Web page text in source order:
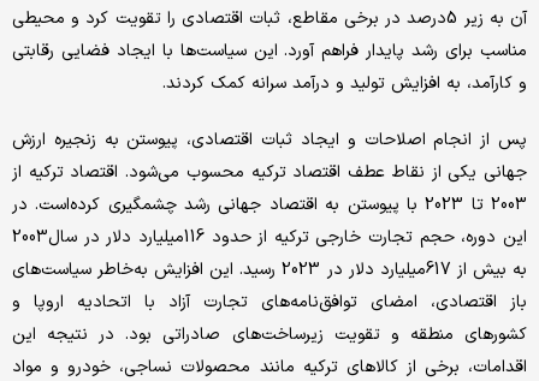
آن به زیر 5‌درصد در برخی مقاطع، ثبات اقتصادی را تقویت کرد و محیطی
مناسب برای رشد پایدار فراهم آورد. این سیاست‌ها با ایجاد فضایی رقابتی
و کارآمد، به افزایش تولید و درآمد سرانه کمک کردند.
پس از انجام اصلاحات و ایجاد ثبات اقتصادی، پیوستن به زنجیره ارزش
جهانی یکی از نقاط عطف اقتصاد ترکیه محسوب می‌شود. اقتصاد ترکیه از
2003 تا 2023 با پیوستن به اقتصاد جهانی رشد چشمگیری کرده‌است. در
این دوره، حجم تجارت خارجی ترکیه از حدود 116‌میلیارد دلار در سال‌2003
به بیش از 617‌میلیارد دلار در 2023 رسید. این افزایش به‌خاطر سیاست‌های
باز اقتصادی، امضای توافق‌نامه‌های تجارت آزاد با اتحادیه اروپا و
کشورهای منطقه و تقویت زیرساخت‌های صادراتی بود. در نتیجه این
اقدامات، برخی از کالاهای ترکیه مانند محصولات نساجی، خودرو و مواد